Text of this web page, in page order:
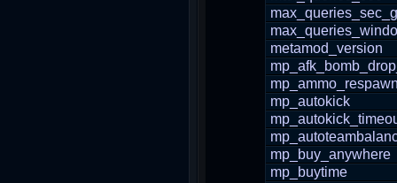
metamod_version
mp_autokick
mp_buy_anywhere
mp_buytime